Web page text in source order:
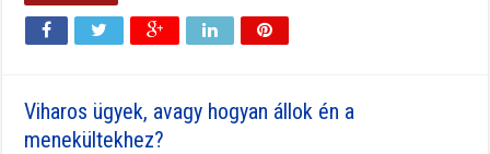
Viharos ügyek, avagy hogyan állok én a
menekültekhez?